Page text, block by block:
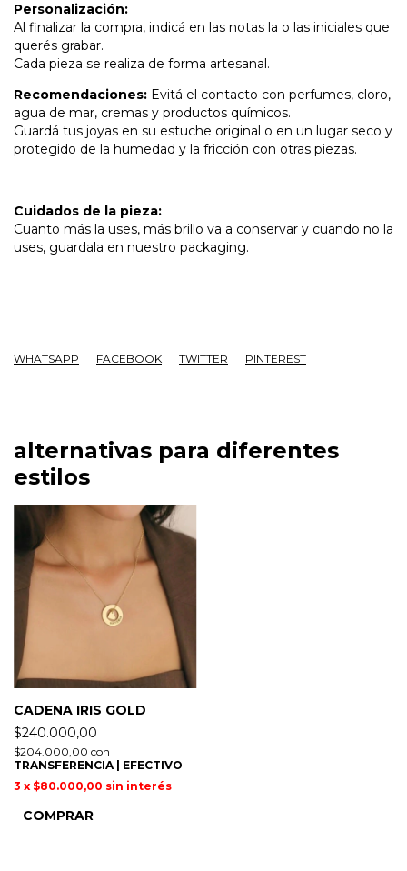
Personalización:
Al finalizar la compra, indicá en las notas la o las iniciales que
querés grabar.
Cada pieza se realiza de forma artesanal.
Recomendaciones: Evitá el contacto con perfumes, cloro,
agua de mar, cremas y productos químicos.
Guardá tus joyas en su estuche original o en un lugar seco y
protegido de la humedad y la fricción con otras piezas.
Cuidados de la pieza:
Cuanto más la uses, más brillo va a conservar y cuando no la
uses, guardala en nuestro packaging.
WHATSAPP FACEBOOK TWITTER PINTEREST
alternativas para diferentes
estilos
CADENA IRIS GOLD
$240.000,00
$204.000,00 con
TRANSFERENCIA | EFECTIVO
3 x $80.000,00 sin interés
COMPRAR